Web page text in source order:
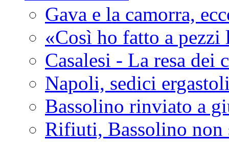
Gava e la camorra,
«Così ho fatto a pezzi
Casalesi - La resa dei
Napoli, sedici
Bassolino rinviato a
Rifiuti, Bassolino